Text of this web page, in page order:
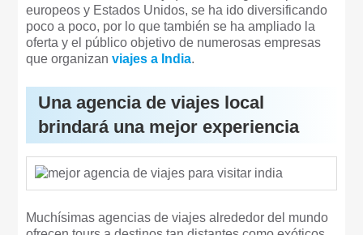
europeos y Estados Unidos, se ha ido diversificando
poco a poco, por lo que también se ha ampliado la
oferta y el público objetivo de numerosas empresas
que organizanviajes a India.
Una agencia de viajes local
brindará una mejor experiencia
Muchísimas agencias de viajes alrededor del mundo